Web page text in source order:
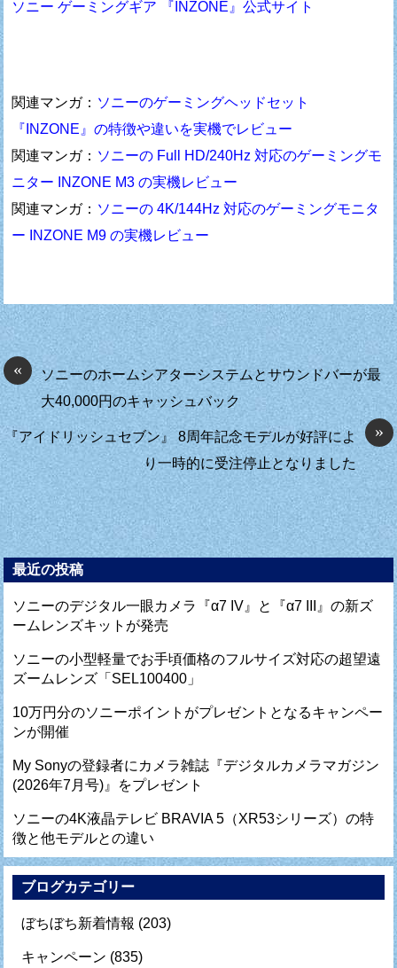
ソニー ゲーミングギア 『INZONE』公式サイト
関連マンガ： ソニーのゲーミングヘッドセット
『INZONE』の特徴や違いを実機でレビュー
関連マンガ： ソニーの Full HD/240Hz 対応のゲーミングモ
ニター INZONE M3 の実機レビュー
関連マンガ： ソニーの 4K/144Hz 対応のゲーミングモニタ
ー INZONE M9 の実機レビュー
«
ソニーのホームシアターシステムとサウンドバーが最
大40,000円のキャッシュバック
»
『アイドリッシュセブン』 8周年記念モデルが好評によ
り一時的に受注停止となりました
最近の投稿
ソニーのデジタル一眼カメラ『α7 IV』と『α7 III』の新ズ
ームレンズキットが発売
ソニーの小型軽量でお手頃価格のフルサイズ対応の超望遠
ズームレンズ「SEL100400」
10万円分のソニーポイントがプレゼントとなるキャンペー
ンが開催
My Sonyの登録者にカメラ雑誌『デジタルカメラマガジン
(2026年7月号)』をプレゼント
ソニーの4K液晶テレビ BRAVIA 5（XR53シリーズ）の特
徴と他モデルとの違い
ブログカテゴリー
ぼちぼち新着情報 (203)
キャンペーン (835)